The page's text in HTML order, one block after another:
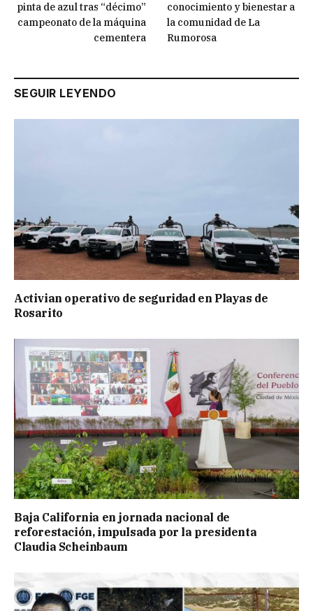
pinta de azul tras “décimo”
campeonato de la máquina
cementera
conocimiento y bienestar a
la comunidad de La
Rumorosa
SEGUIR LEYENDO
Activian operativo de seguridad en Playas de
Rosarito
Baja California en jornada nacional de
reforestación, impulsada por la presidenta
Claudia Scheinbaum